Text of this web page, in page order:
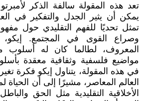
تعد هذه المقولة سالفة الذكر
يمكن أن يثير الجدل والتفكير في
تمثل تحديًا للفهم التقليدي حول
وصراع القوى في المجتمع. إيكو،
المعروف، لطالما كان له أسلوب
مواضيع فلسفية وثقافية معقدة
في هذه المقولة، يتناول إيكو فكرة
العالم المعاصر، مشيرًا إلى أن الحياة
الأخلاقية التقليدية مثل الحق